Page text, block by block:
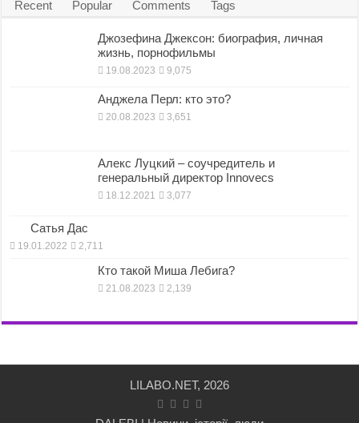
Recent Popular Comments Tags
Джозефина Джексон: биография, личная
жизнь, порнофильмы
19.08.2023 9,075
Анджела Перл: кто это?
20.08.2023 3,651
Алекс Луцкий – соучредитель и
генеральный директор Innovecs
18.12.2021 3,077
Сатья Дас
19.01.2022 2,711
Кто такой Миша Лебига?
21.08.2023 2,139
LILABO.NET, 2026